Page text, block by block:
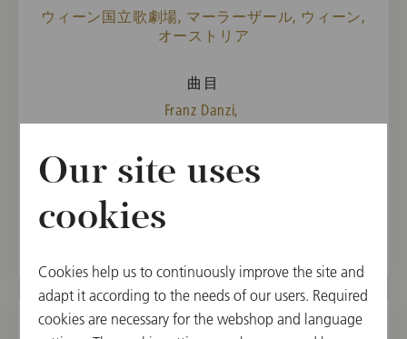
ウィーン国立歌劇場, マーラーザール, ウィーン,
オーストリア
曲目
Franz Danzi,
Ludwig Thuille
過去のイベント
Our site uses
cookies
Cookies help us to continuously improve the site and
adapt it according to the needs of our users. Required
cookies are necessary for the webshop and language